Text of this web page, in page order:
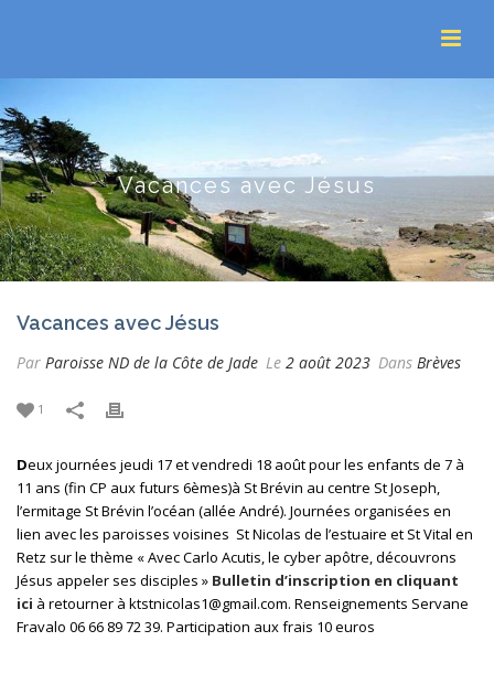
Vacances avec Jésus
Vacances avec Jésus
Par Paroisse ND de la Côte de Jade Le 2 août 2023 Dans Brèves
1
Deux journées jeudi 17 et vendredi 18 août pour les enfants de 7 à
11 ans (fin CP aux futurs 6èmes)à St Brévin au centre St Joseph,
l’ermitage St Brévin l’océan (allée André). Journées organisées en
lien avec les paroisses voisines St Nicolas de l’estuaire et St Vital en
Retz sur le thème « Avec Carlo Acutis, le cyber apôtre, découvrons
Jésus appeler ses disciples » Bulletin d’inscription en cliquant
ici à retourner à ktstnicolas1@gmail.com. Renseignements Servane
Fravalo 06 66 89 72 39. Participation aux frais 10 euros